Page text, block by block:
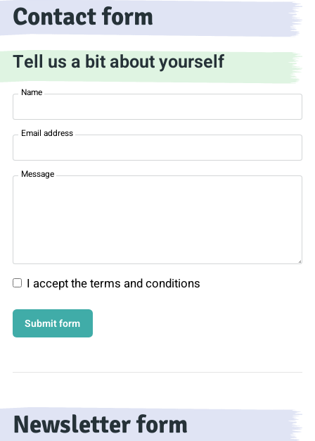
Contact form
Tell us a bit about yourself
Name
Email address
Message
I accept the terms and conditions
Newsletter form